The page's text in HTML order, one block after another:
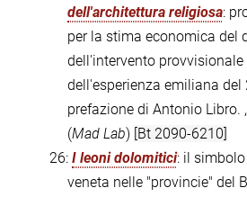
dell'architettura religiosa:
per la stima economica del
dell'intervento
dell'esperienza emiliana del
prefazione di Antonio Libro.
(Mad Lab) [Bt 2090-6210]
26: I leoni dolomitici: il
veneta nelle "provincie" del